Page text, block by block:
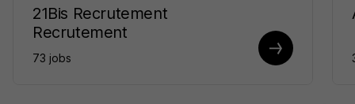
21Bis Recrutement
Recrutement
73 jobs